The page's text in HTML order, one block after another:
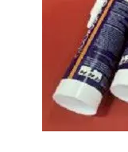
Объявления
Контакты
Город: Колумбус